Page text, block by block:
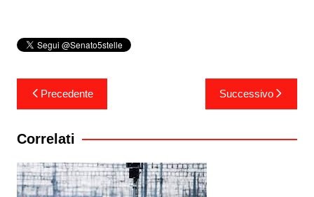
Navigazione
articoli
Precedente Successivo
Correlati